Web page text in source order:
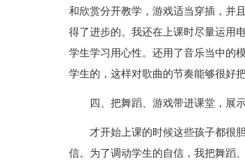
和欣赏分开教学，游戏适当穿插，并
得了进步的。我还在上课时尽量运用
学生学习用心性。还用了音乐当中的
学生的，这样对歌曲的节奏能够很好把
四、把舞蹈、游戏带进课堂，展
才开始上课的时候这些孩子都很
信。为了调动学生的自信，我把舞蹈